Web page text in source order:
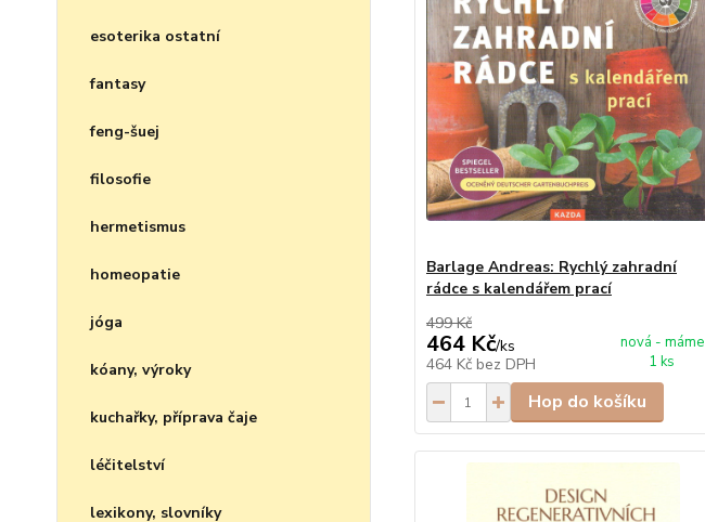
esoterika ostatní
fantasy
feng-šuej
filosofie
hermetismus
homeopatie
jóga
kóany, výroky
kuchařky, příprava čaje
léčitelství
lexikony, slovníky
Barlage Andreas: Rychlý zahradní
rádce s kalendářem prací
499 Kč
464 Kč/ks
464 Kč bez DPH
nová - máme
1 ks
Hop do košíku